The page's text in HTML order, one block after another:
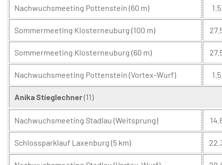
Nachwuchsmeeting Pottenstein (60 m)
Sommermeeting Klosterneuburg (100 m)
Sommermeeting Klosterneuburg (60 m)
Nachwuchsmeeting Pottenstein (Vortex-Wurf)
Anika Stieglechner(11)
Nachwuchsmeeting Stadlau (Weitsprung)
Schlossparklauf Laxenburg (5 km)